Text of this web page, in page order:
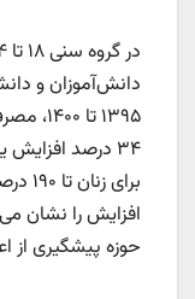
دانش‌آموزان و
۳۴ درصد
افزایش را نشان
حوزه پیشگیری از